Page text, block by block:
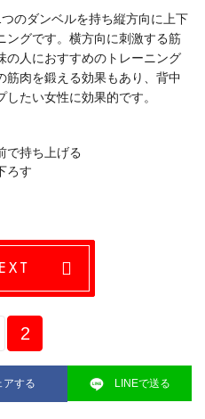
のダンベルを持ち縦方向に上下
ングです。横方向に刺激する筋
の人におすすめのトレーニング
筋肉を鍛える効果もあり、背中
たい女性に効果的です。
で持ち上げる
ろす
2
アする LINEで送る